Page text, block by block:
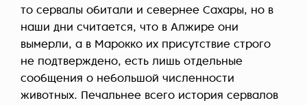
то сервалы обитали и севернее Сахары, но в
наши дни считается, что в Алжире они
вымерли, а в Марокко их присутствие строго
не подтверждено, есть лишь отдельные
сообщения о небольшой численности
животных. Печальнее всего история сервалов